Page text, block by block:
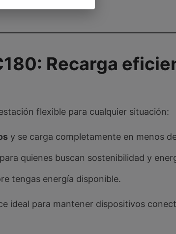
Recarga
flexible para cualquier situación:
y se carga completamente en menos
quienes buscan sostenibilidad y
tengas energía disponible.
ideal para mantener dispositivos